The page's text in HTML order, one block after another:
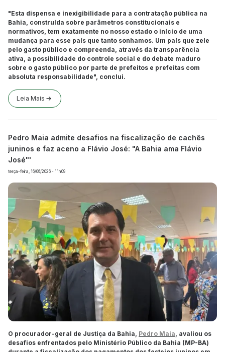
"Esta dispensa e inexigibilidade para a contratação pública na
Bahia, construída sobre parâmetros constitucionais e
normativos, tem exatamente no nosso estado o início de uma
mudança para esse país que tanto sonhamos. Um país que zele
pelo gasto público e compreenda, através da transparência
ativa, a possibilidade do controle social e do debate maduro
sobre o gasto público por parte de prefeitos e prefeitas com
absoluta responsabilidade", conclui.
Leia Mais
Pedro Maia admite desafios na fiscalização de cachês
juninos e faz aceno a Flávio José: "A Bahia ama Flávio
José"'
terça-feira, 16/06/2026 - 11h09
O procurador-geral de Justiça da Bahia, Pedro Maia , avaliou os
desafios enfrentados pelo Ministério Público da Bahia (MP-BA)